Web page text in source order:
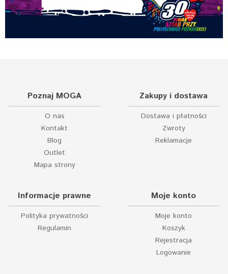
Poznaj MOGA
O nas
Kontakt
Blog
Outlet
Mapa strony
Zakupy i dostawa
Dostawa i płatności
Zwroty
Reklamacje
Informacje prawne
Polityka prywatności
Regulamin
Moje konto
Moje konto
Koszyk
Rejestracja
Logowanie